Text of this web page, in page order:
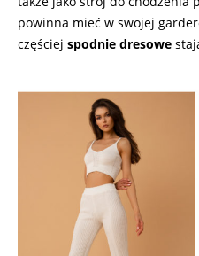
powinna mieć w swojej
częściej spodnie dresowe